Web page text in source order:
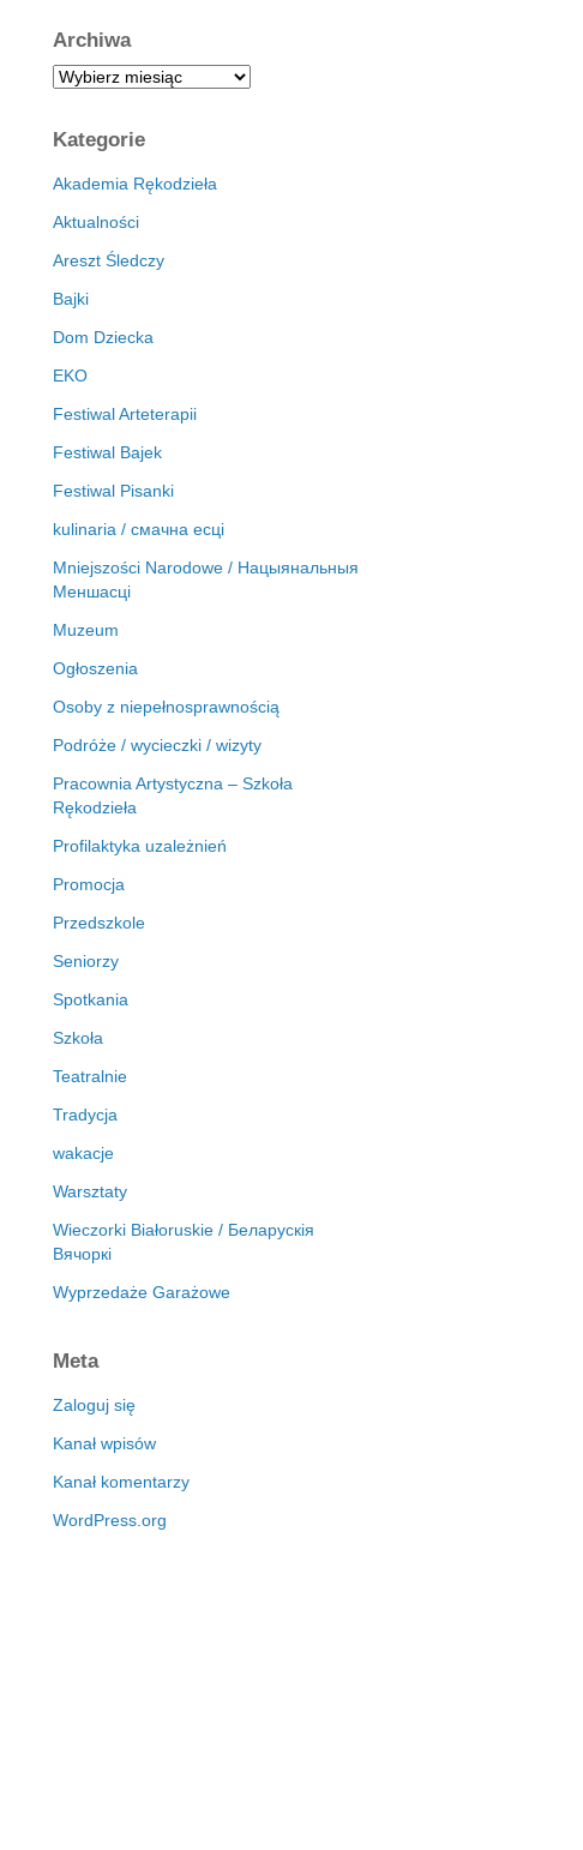
Archiwa
A
h
i
a
Kategorie
Akademia Rękodzieła
Aktualności
Areszt Śledczy
Bajki
Dom Dziecka
EKO
Festiwal Arteterapii
Festiwal Bajek
Festiwal Pisanki
kulinaria / смачна есці
Mniejszości Narodowe / Нацыянальныя
Меншасці
Muzeum
Ogłoszenia
Osoby z niepełnosprawnością
Podróże / wycieczki / wizyty
Pracownia Artystyczna – Szkoła
Rękodzieła
Profilaktyka uzależnień
Promocja
Przedszkole
Seniorzy
Spotkania
Szkoła
Teatralnie
Tradycja
wakacje
Warsztaty
Wieczorki Białoruskie / Беларускія
Вячоркі
Wyprzedaże Garażowe
Meta
Zaloguj się
Kanał wpisów
Kanał komentarzy
WordPress.org